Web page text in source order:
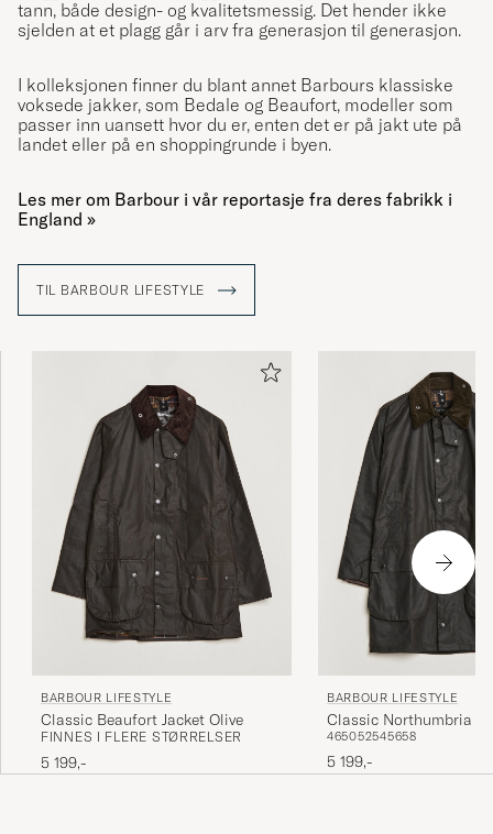
tann, både design- og kvalitetsmessig. Det hender ikke
sjelden at et plagg går i arv fra generasjon til generasjon.
I kolleksjonen finner du blant annet Barbours klassiske
voksede jakker, som Bedale og Beaufort, modeller som
passer inn uansett hvor du er, enten det er på jakt ute på
landet eller på en shoppingrunde i byen.
Les mer om Barbour i vår reportasje fra deres fabrikk i
England »
TIL BARBOUR LIFESTYLE
BARBOUR LIFESTYLE
Classic Beaufort Jacket Olive
FINNES I FLERE STØRRELSER
5 199,-
BARBOUR LIFESTYLE
Classic Northumbria
465052545658
5 199,-